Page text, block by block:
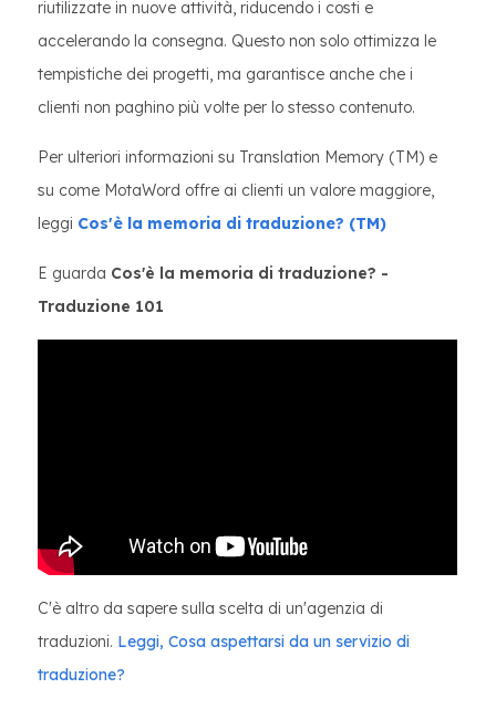
riutilizzate in nuove attività, riducendo i costi e
accelerando la consegna. Questo non solo ottimizza le
tempistiche dei progetti, ma garantisce anche che i
clienti non paghino più volte per lo stesso contenuto.
Per ulteriori informazioni su Translation Memory (TM) e
su come MotaWord offre ai clienti un valore maggiore,
leggi Cos'è la memoria di traduzione? (TM)
E guarda Cos'è la memoria di traduzione? -
Traduzione 101
C'è altro da sapere sulla scelta di un'agenzia di
traduzioni. Leggi, Cosa aspettarsi da un servizio di
traduzione?